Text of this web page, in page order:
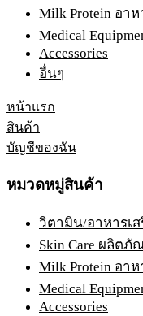
Milk Protein อา
Medical
Accessories
อื่นๆ
หน้าแรก
สินค้า
บัญชีของฉัน
หมวดหมู่สินค้า
วิตามิน/อาหารเส
Skin Care ผลิต
Milk Protein อา
Medical
Accessories